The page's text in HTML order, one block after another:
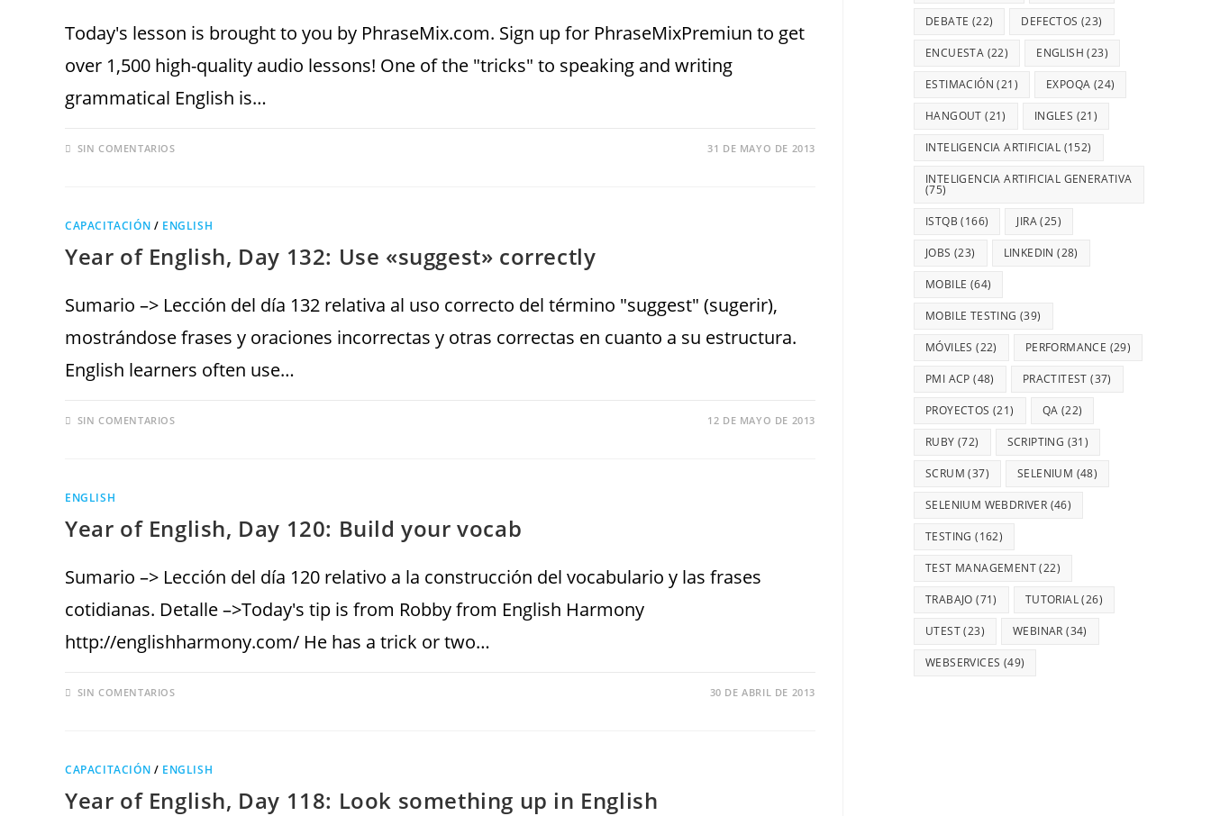
Today's lesson is brought to you by PhraseMix.com. Sign up for PhraseMixPremiun to get
over 1,500 high-quality audio lessons! One of the "tricks" to speaking and writing
grammatical English is…
SIN COMENTARIOS 31 DE MAYO DE 2013
CAPACITACIÓN / ENGLISH
Year of English, Day 132: Use «suggest» correctly
Sumario –> Lección del día 132 relativa al uso correcto del término "suggest" (sugerir),
mostrándose frases y oraciones incorrectas y otras correctas en cuanto a su estructura.
English learners often use…
SIN COMENTARIOS 12 DE MAYO DE 2013
ENGLISH
Year of English, Day 120: Build your vocab
Sumario –> Lección del día 120 relativo a la construcción del vocabulario y las frases
cotidianas. Detalle –>Today's tip is from Robby from English Harmony
http://englishharmony.com/ He has a trick or two…
SIN COMENTARIOS 30 DE ABRIL DE 2013
CAPACITACIÓN / ENGLISH
Year of English, Day 118: Look something up in English
DEBATE (22) DEFECTOS (23)
ENCUESTA (22) ENGLISH (23)
ESTIMACIÓN (21) EXPOQA (24)
HANGOUT (21) INGLES (21)
INTELIGENCIA ARTIFICIAL (152)
INTELIGENCIA ARTIFICIAL GENERATIVA
(75)
ISTQB (166) JIRA(25)
JOBS (23) LINKEDIN (28)
MOBILE (64)
MOBILE TESTING (39)
MÓVILES (22) PERFORMANCE (29)
PMI ACP (48) PRACTITEST (37)
PROYECTOS (21) QA (22)
RUBY (72) SCRIPTING (31)
SCRUM (37) SELENIUM (48)
SELENIUM WEBDRIVER (46)
TESTING (162)
TEST MANAGEMENT(22)
TRABAJO (71) TUTORIAL(26)
UTEST(23) WEBINAR (34)
WEBSERVICES (49)